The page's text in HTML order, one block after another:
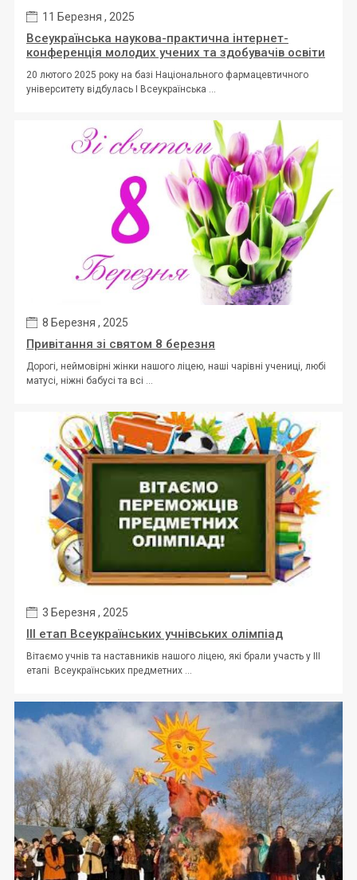
11 Березня , 2025
Всеукраїнська наукова-практична інтернет-
конференція молодих учених та здобувачів освіти
20 лютого 2025 року на базі Національного фармацевтичного
університету відбулась І Всеукраїнська ...
8 Березня , 2025
Привітання зі святом 8 березня
Дорогі, неймовірні жінки нашого ліцею, наші чарівні учениці, любі
матусі, ніжні бабусі та всі ...
3 Березня , 2025
ІІІ етап Всеукраїнських учнівських олімпіад
Вітаємо учнів та наставників нашого ліцею, які брали участь у ІІІ
етапі Всеукраїнських предметних ...